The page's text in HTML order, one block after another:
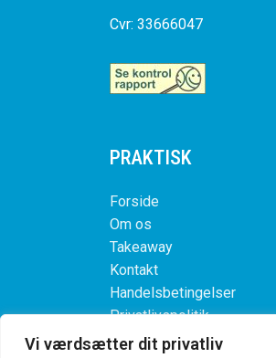
Vi værdsætter dit privatliv
Cvr: 33666047
PRAKTISK
Forside
Om os
Takeaway
Kontakt
Handelsbetingelser
Privatlivspolitik